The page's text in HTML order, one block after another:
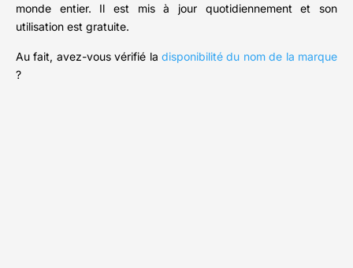
monde entier. Il est mis à jour quotidiennement et son
utilisation est gratuite.
Au fait, avez-vous vérifié la disponibilité du nom de la marque
?